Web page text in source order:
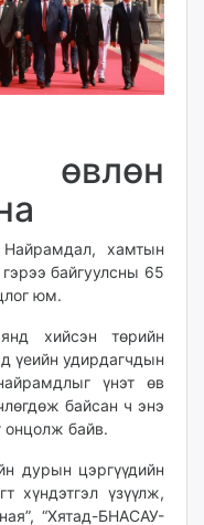
өвлөн
хамтын
байгуулсны 65
юм.
хийсэн төрийн
үеийн удирдагчдын
үнэт өв
байсан ч энэ
онцолж байв.
дурын цэргүүдийн
хүндэтгэл үзүүлж,
“Хятад-БНАСАУ-